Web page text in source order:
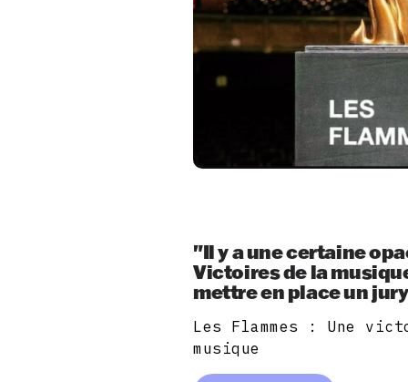
"Il y a une certaine
Victoires de la
mettre en place un
Les Flammes : Une
musique